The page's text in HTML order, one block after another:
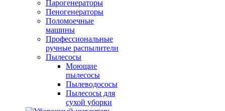
Парогенераторы
Пеногенераторы
Поломоечные
машины
Профессиональные
ручные распылители
Пылесосы
Моющие
пылесосы
Пылеводососы
Пылесосы для
сухой уборки